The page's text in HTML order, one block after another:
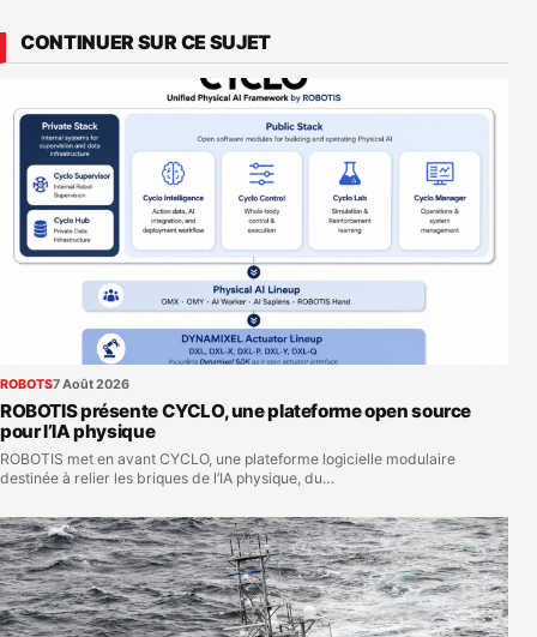
CONTINUER SUR CE SUJET
ROBOTS7 Août 2026
ROBOTIS présente CYCLO, une plateforme open source
pour l’IA physique
ROBOTIS met en avant CYCLO, une plateforme logicielle modulaire
destinée à relier les briques de l’IA physique, du…